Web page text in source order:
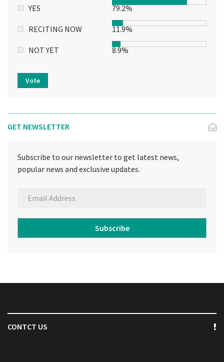
YES 79.2%
RECITING NOW 11.9%
NOT YET 8.9%
Vote
GET NEWSLETTER
Subscribe to our newsletter to get latest news,
popular news and exclusive updates.
Subscribe
CONTCT US